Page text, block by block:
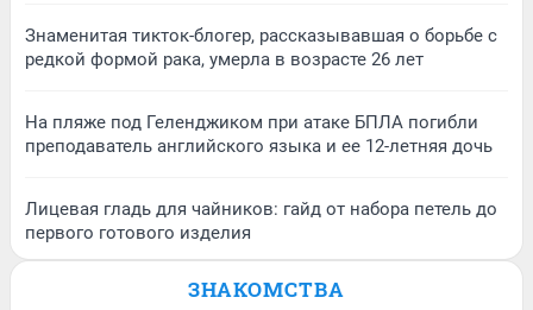
Знаменитая тикток-блогер, рассказывавшая о борьбе с
редкой формой рака, умерла в возрасте 26 лет
На пляже под Геленджиком при атаке БПЛА погибли
преподаватель английского языка и ее 12-летняя дочь
Лицевая гладь для чайников: гайд от набора петель до
первого готового изделия
ЗНАКОМСТВА